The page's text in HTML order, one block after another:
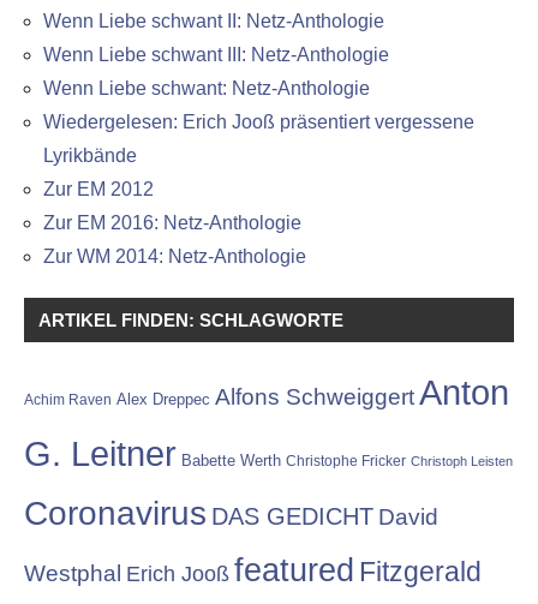
Wenn Liebe schwant II: Netz-Anthologie
Wenn Liebe schwant III: Netz-Anthologie
Wenn Liebe schwant: Netz-Anthologie
Wiedergelesen: Erich Jooß präsentiert vergessene
Lyrikbände
Zur EM 2012
Zur EM 2016: Netz-Anthologie
Zur WM 2014: Netz-Anthologie
ARTIKEL FINDEN: SCHLAGWORTE
Achim Raven Alex Dreppec Alfons SchweiggertAnton
G. Leitner Babette Werth Christophe Fricker Christoph Leisten
Coronavirus DAS GEDICHT David
Westphal Erich Jooß featured Fitzgerald